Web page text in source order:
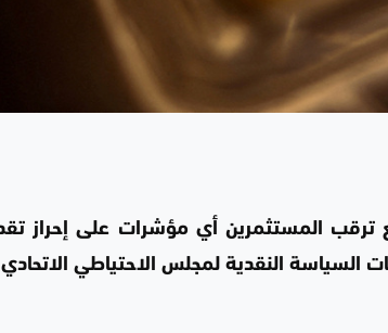
ترقب المستثمرين أي مؤشرات على إحراز
السياسة النقدية لمجلس الاحتياطي